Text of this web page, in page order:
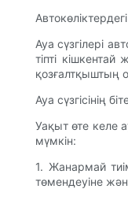
Ауа сүзгілері
тіпті
қозғалтқыштың
Ауа сүзгісінің
Уақыт өте келе
мүмкін:
1. Жанармай
төмендеуіне